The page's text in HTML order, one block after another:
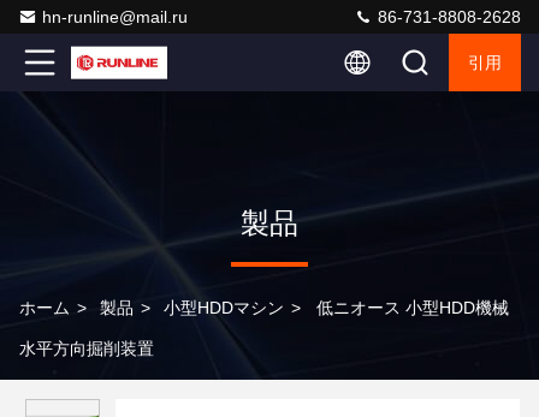
hn-runline@mail.ru 86-731-8808-2628
引用
製品
ホーム > 製品 > 小型HDDマシン > 低ニオース 小型HDD機械
水平方向掘削装置